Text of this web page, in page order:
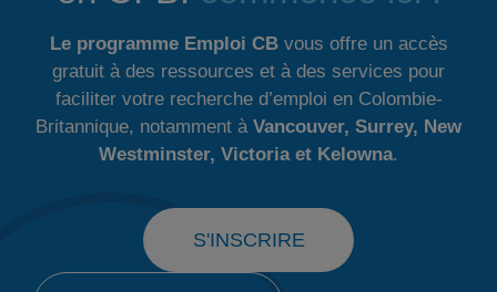
Le programme Emploi CBvous offre un accès
gratuit à des ressources et à des services pour
faciliter votre recherche d’emploi en Colombie-
Britannique, notamment à Vancouver, Surrey, New
Westminster, Victoria et Kelowna.
S'INSCRIRE